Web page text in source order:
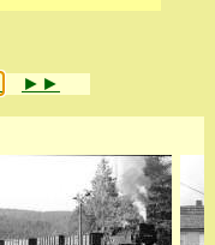
►►